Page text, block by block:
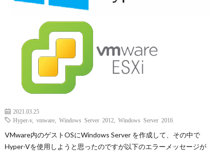
2021.03.25
Hyper-v, vmware Windows Server 2012 Windows Server 2016
VMware内のゲストOSにWindows Server を作成して、その中で
Hyper-Vを使用しようと思ったのですが以下のエラーメッセージが